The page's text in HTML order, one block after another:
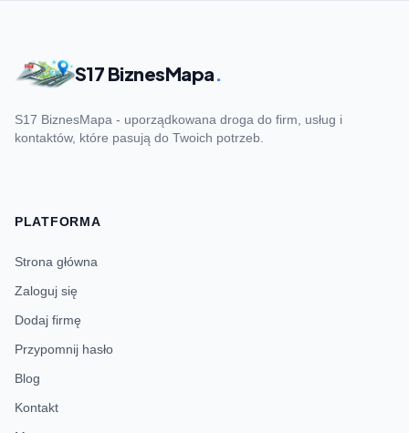
S17 BiznesMapa.
S17 BiznesMapa - uporządkowana droga do firm, usług i
kontaktów, które pasują do Twoich potrzeb.
PLATFORMA
Strona główna
Zaloguj się
Dodaj firmę
Przypomnij hasło
Blog
Kontakt